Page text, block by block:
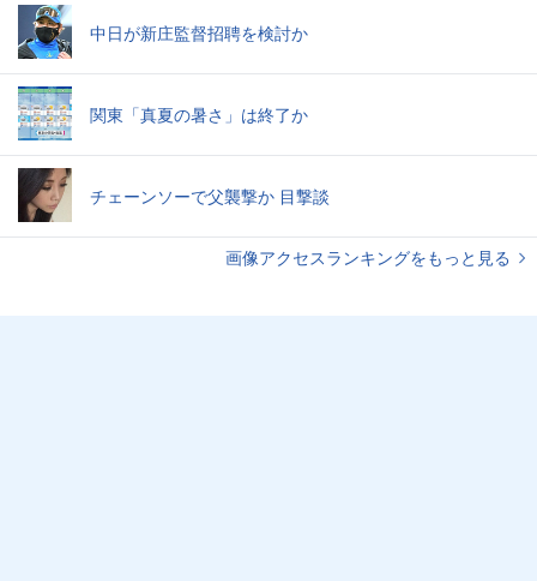
中日が新庄監督招聘を検討か
関東「真夏の暑さ」は終了か
チェーンソーで父襲撃か 目撃談
画像アクセスランキングをもっと見る